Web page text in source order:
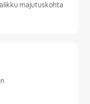
majutuskohta